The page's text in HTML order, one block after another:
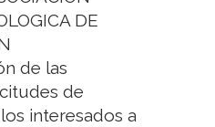
DE
de las
de
interesados a